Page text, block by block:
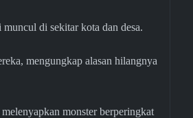
di sekitar kota dan desa.
mengungkap alasan hilangnya
monster berperingkat